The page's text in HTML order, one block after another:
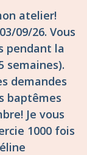
atelier!
09/26. Vous
pendant la
semaines).
demandes
baptêmes
Je vous
1000 fois